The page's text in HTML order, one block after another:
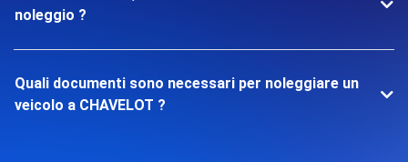
noleggio ?
Quali documenti sono necessari per noleggiare un
veicolo a CHAVELOT ?